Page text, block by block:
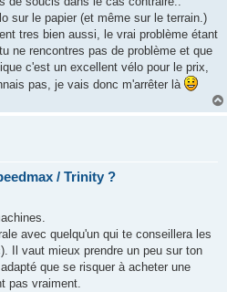
sur le papier (et même sur le terrain.)
tres bien aussi, le vrai problème étant
ne rencontres pas de problème et que
c'est un excellent vélo pour le prix,
pas, je vais donc m'arrêter là
/ Trinity ?
avec quelqu'un qui te conseillera les
Il vaut mieux prendre un peu sur ton
que se risquer à acheter une
pas vraiment.